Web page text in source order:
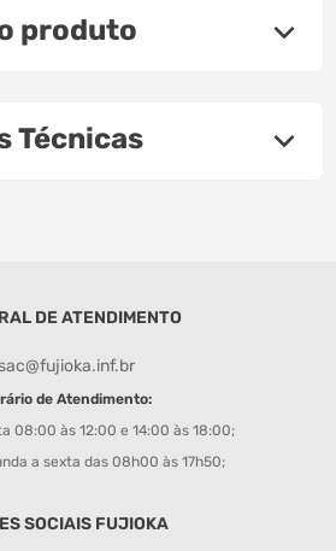
produto
Técnicas
DE ATENDIMENTO
de Atendimento:
08:00 às 12:00 e 14:00 às 18:00;
a sexta das 08h00 às 17h50;
SOCIAIS FUJIOKA